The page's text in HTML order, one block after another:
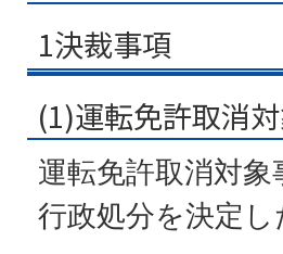
1決裁事項
(1)運転免許取消
運転免許取消対
行政処分を決定し